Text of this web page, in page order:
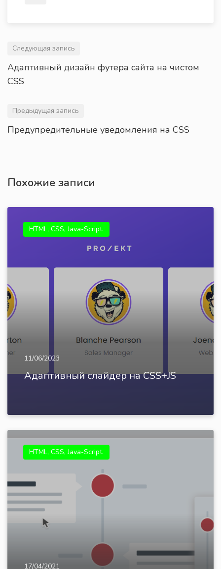
Следующая запись
Адаптивный дизайн футера сайта на чистом
CSS
Предыдущая запись
Предупредительные уведомления на CSS
Похожие записи
HTML, CSS, Java-Script.
11/06/2023
Адаптивный слайдер на CSS+JS
HTML, CSS, Java-Script.
17/04/2021